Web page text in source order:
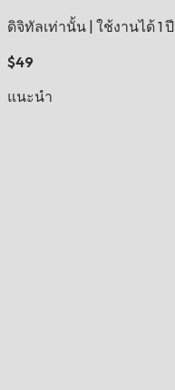
ดิจิทัลเท่านั้น ใช้งานได้ 1 ปี
$49
แนะนำ